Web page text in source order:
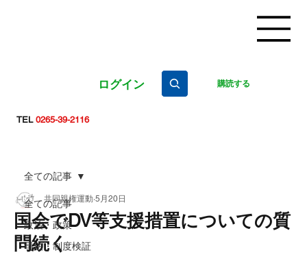
ログイン 購読する
TEL0265-39-2116
全ての記事
政治・政策
司法・制度検証
全ての記事
国会でDV等支援措置についての質
問続く
共同親権運動 5月20日